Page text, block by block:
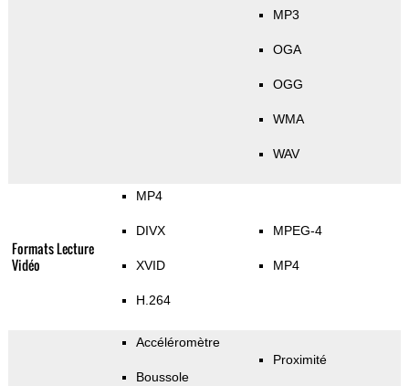
MP3
OGA
OGG
WMA
WAV
Formats Lecture
Vidéo
MP4
DIVX
XVID
H.264
MPEG-4
MP4
Accéléromètre
Boussole
Proximité